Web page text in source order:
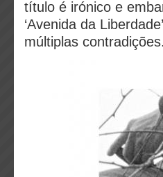
título é irónico e
‘Avenida da
múltiplas contradições.